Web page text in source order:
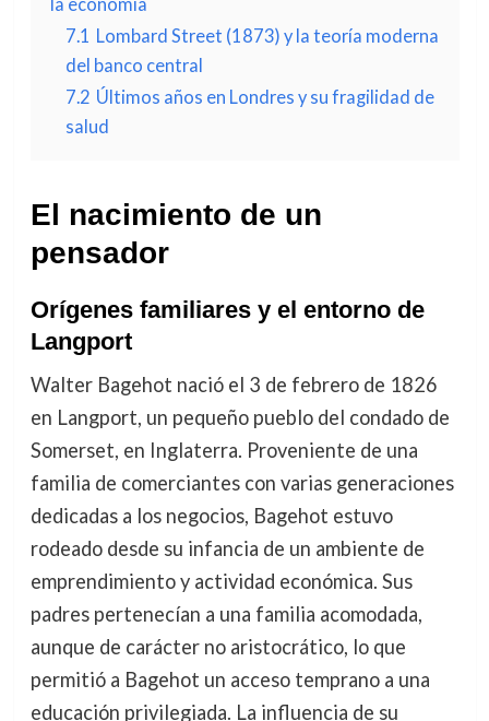
7.1 Lombard Street (1873) y la teoría moderna
del banco central
7.2 Últimos años en Londres y su fragilidad de
salud
El nacimiento de un
pensador
Orígenes familiares y el entorno de
Langport
Walter Bagehot nació el 3 de febrero de 1826
en Langport, un pequeño pueblo del condado de
Somerset, en Inglaterra. Proveniente de una
familia de comerciantes con varias generaciones
dedicadas a los negocios, Bagehot estuvo
rodeado desde su infancia de un ambiente de
emprendimiento y actividad económica. Sus
padres pertenecían a una familia acomodada,
aunque de carácter no aristocrático, lo que
permitió a Bagehot un acceso temprano a una
educación privilegiada. La influencia de su